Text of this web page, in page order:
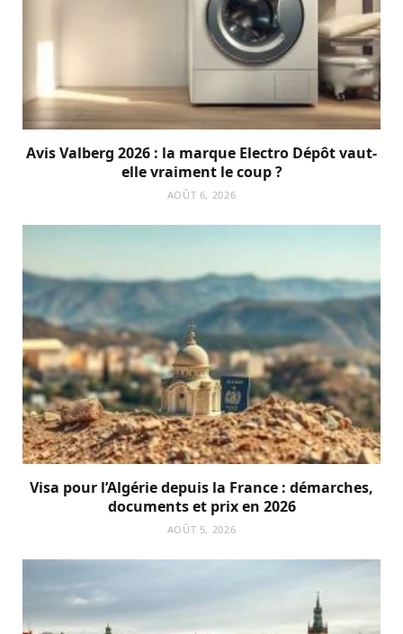
Avis Valberg 2026 : la marque Electro Dépôt vaut-
elle vraiment le coup ?
AOÛT 6, 2026
Visa pour l’Algérie depuis la France : démarches,
documents et prix en 2026
AOÛT 5, 2026